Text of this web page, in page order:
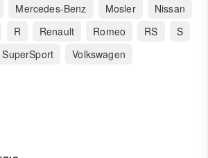
Mercedes-Benz Mosler
Nissan
R Renault Romeo RS
S
SuperSport Volkswagen